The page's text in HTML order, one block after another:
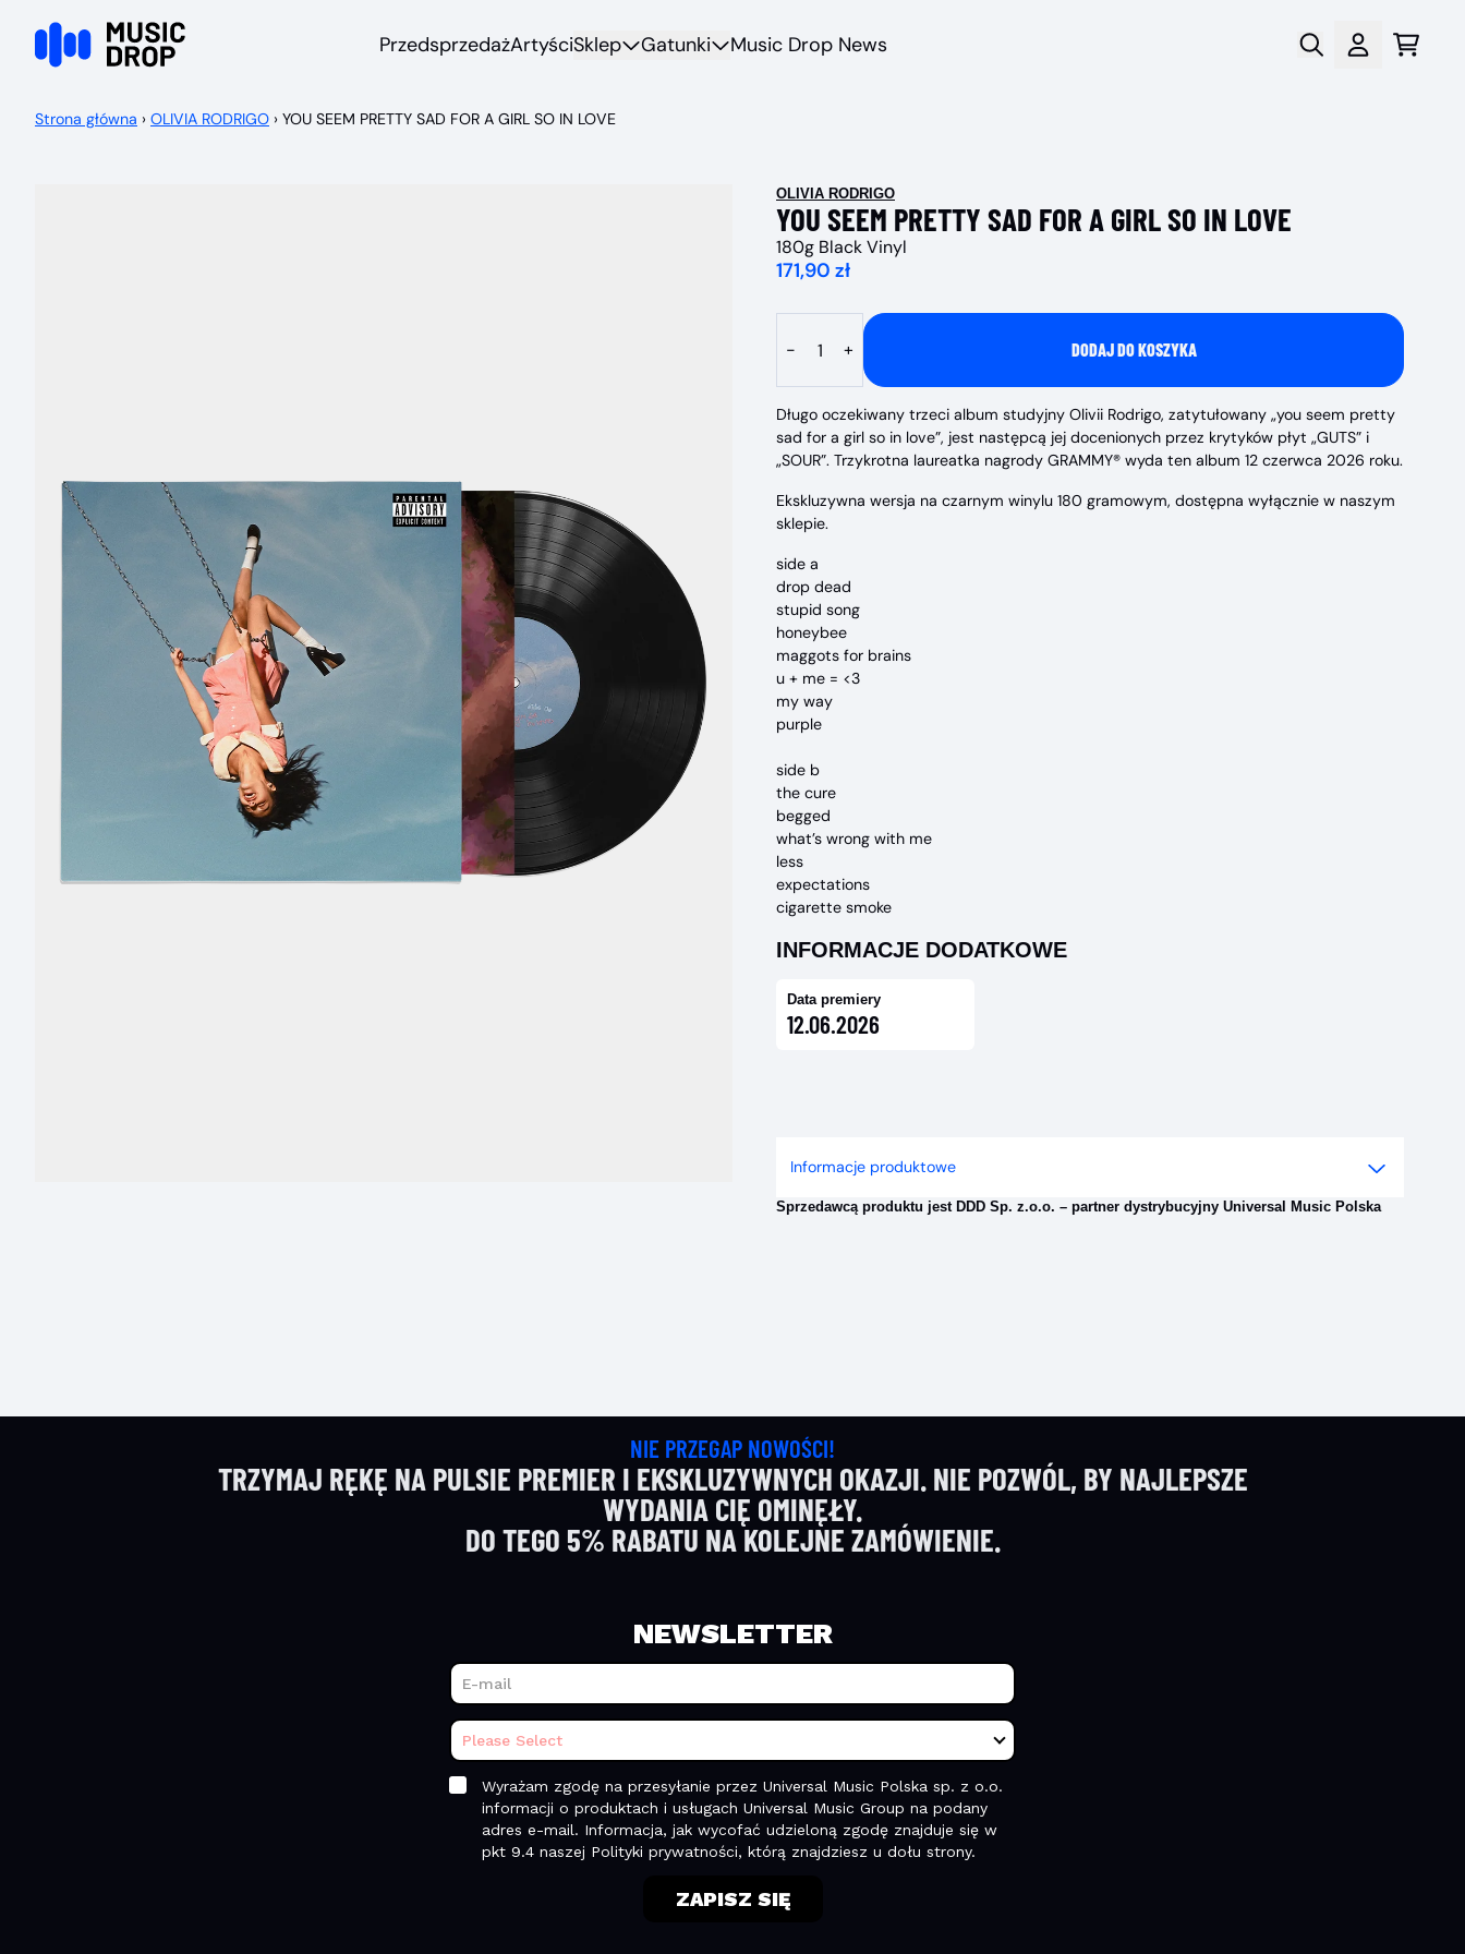
PrzedsprzedażArtyściSklep Gatunki
Music Drop News
Wózek
Strona główna › OLIVIA RODRIGO › YOU SEEM PRETTY SAD FOR A GIRL SO IN LOVE
OLIVIA RODRIGO
YOU SEEM PRETTY SAD FOR A GIRL SO IN LOVE
180g Black Vinyl
171,90 zł
-
+ DODAJ DO KOSZYKA
Długo oczekiwany trzeci album studyjny Olivii Rodrigo, zatytułowany „you seem pretty
sad for a girl so in love”, jest następcą jej docenionych przez krytyków płyt „GUTS” i
„SOUR”. Trzykrotna laureatka nagrody GRAMMY® wyda ten album 12 czerwca 2026 roku.
Ekskluzywna wersja na czarnym winylu 180 gramowym, dostępna wyłącznie w naszym
sklepie.
side a
drop dead
stupid song
honeybee
maggots for brains
u + me = <3
my way
purple
side b
the cure
begged
what’s wrong with me
less
expectations
cigarette smoke
INFORMACJE DODATKOWE
Data premiery
12.06.2026
Informacje produktowe
Sprzedawcą produktu jest DDD Sp. z.o.o. – partner dystrybucyjny Universal Music Polska
NIE PRZEGAP NOWOŚCI!
TRZYMAJ RĘKĘ NA PULSIE PREMIER I EKSKLUZYWNYCH OKAZJI. NIE POZWÓL, BY NAJLEPSZE
WYDANIA CIĘ OMINĘŁY.
DO TEGO 5% RABATU NA KOLEJNE ZAMÓWIENIE.